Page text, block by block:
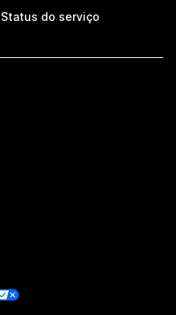
Status do serviço